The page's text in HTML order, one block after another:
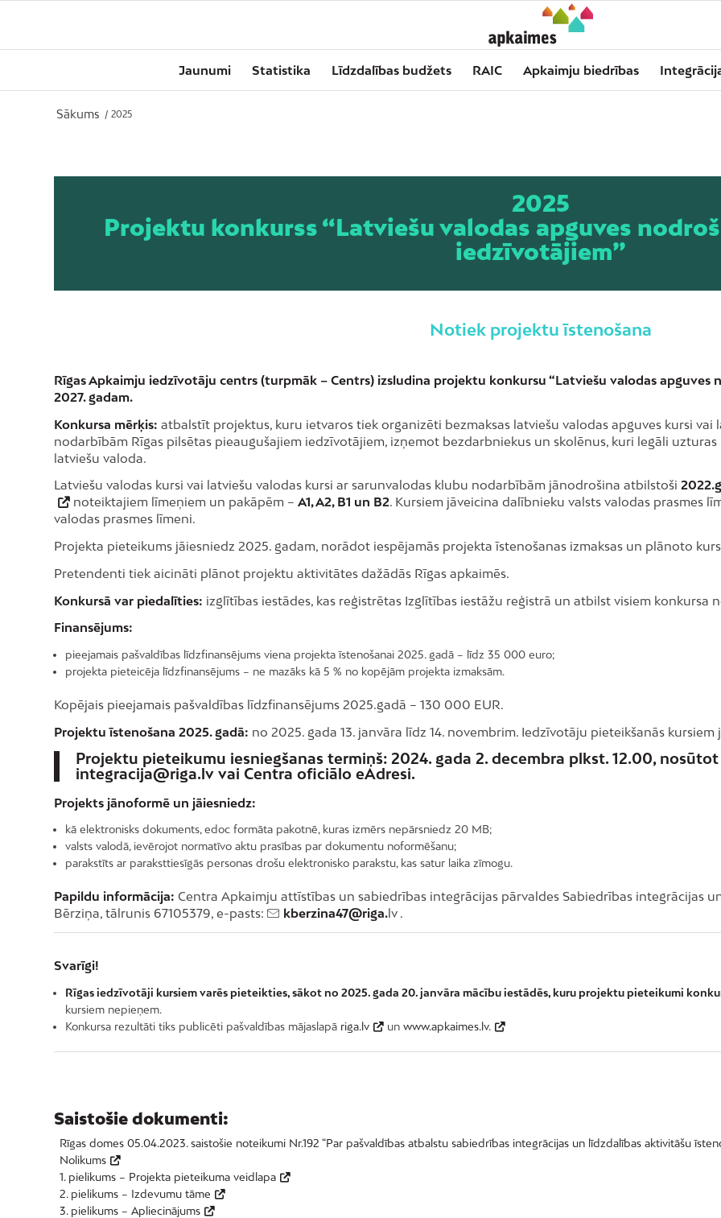
Jaunumi Statistika Līdzdalības budžets RAIC Apkaimju biedrības
Sākums / 2025
2025
Projektu konkurss “Latviešu valodas apguves
iedzīvotājiem”
Notiek projektu īstenošana
Rīgas Apkaimju iedzīvotāju centrs (turpmāk – Centrs) izsludina projektu konkursu “Latviešu valodas apguves
2027. gadam.
Konkursa mērķis: atbalstīt projektus, kuru ietvaros tiek organizēti bezmaksas latviešu valodas apguves kursi vai
nodarbībām Rīgas pilsētas pieaugušajiem iedzīvotājiem, izņemot bezdarbniekus un skolēnus, kuri legāli
latviešu valoda.
Latviešu valodas kursi vai latviešu valodas kursi ar sarunvalodas klubu nodarbībām jānodrošina atbilstoši
noteiktajiem līmeņiem un pakāpēm – A1, A2, B1 un B2. Kursiem jāveicina dalībnieku valsts valodas prasmes
valodas prasmes līmeni.
Projekta pieteikums jāiesniedz 2025. gadam, norādot iespējamās projekta īstenošanas izmaksas un plānoto
Pretendenti tiek aicināti plānot projektu aktivitātes dažādās Rīgas apkaimēs.
Konkursā var piedalīties: izglītības iestādes, kas reģistrētas Izglītības iestāžu reģistrā un atbilst visiem konkursa
Finansējums:
pieejamais pašvaldības līdzfinansējums viena projekta īstenošanai 2025. gadā – līdz 35 000 euro;
projekta pieteicēja līdzfinansējums – ne mazāks kā 5 % no kopējām projekta izmaksām.
Kopējais pieejamais pašvaldības līdzfinansējums 2025.gadā – 130 000 EUR.
Projektu īstenošana 2025. gadā: no 2025. gada 13. janvāra līdz 14. novembrim. Iedzīvotāju pieteikšanās
Projektu pieteikumu iesniegšanas termiņš: 2024. gada 2. decembra plkst. 12.00,
integracija@riga.lv vai Centra oficiālo eAdresi.
Projekts jānoformē un jāiesniedz:
kā elektronisks dokuments, edoc formāta pakotnē, kuras izmērs nepārsniedz 20 MB;
valsts valodā, ievērojot normatīvo aktu prasības par dokumentu noformēšanu;
parakstīts ar paraksttiesīgās personas drošu elektronisko parakstu, kas satur laika zīmogu.
Papildu informācija: Centra Apkaimju attīstības un sabiedrības integrācijas pārvaldes Sabiedrības integrācijas
Bērziņa, tālrunis 67105379, e-pasts:
kberzina47@riga.lv .
Svarīgi!
Rīgas iedzīvotāji kursiem varēs pieteikties, sākot no 2025. gada 20. janvāra mācību iestādēs, kuru projektu pieteikumi
kursiem nepieņem.
Konkursa rezultāti tiks publicēti pašvaldības mājaslapā riga.lv un www.apkaimes.lv.
Saistošie dokumenti:
Rīgas domes 05.04.2023. saistošie noteikumi Nr.192 “Par pašvaldības atbalstu sabiedrības integrācijas un līdzdalības aktivitāšu
Nolikums
1. pielikums – Projekta pieteikuma veidlapa
2. pielikums – Izdevumu tāme
3. pielikums – Apliecinājums